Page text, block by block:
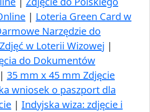
| Loteria Green Card w
Narzędzie do
w Loterii Wizowej |
do Dokumentów
| 35 mm x 45 mm Zdjęcie
wniosek o paszport dla
| Indyjska wiza: zdjęcie i